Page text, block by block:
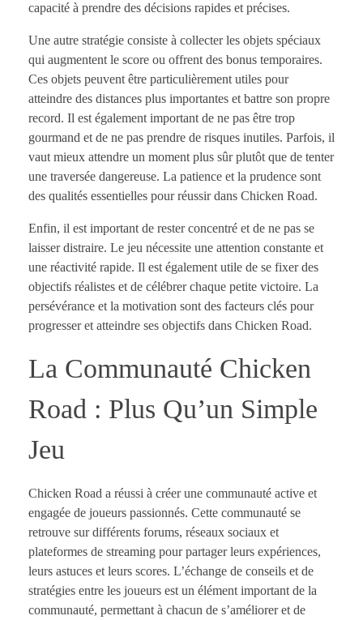
capacité à prendre des décisions rapides et précises.
Une autre stratégie consiste à collecter les objets spéciaux
qui augmentent le score ou offrent des bonus temporaires.
Ces objets peuvent être particulièrement utiles pour
atteindre des distances plus importantes et battre son propre
record. Il est également important de ne pas être trop
gourmand et de ne pas prendre de risques inutiles. Parfois, il
vaut mieux attendre un moment plus sûr plutôt que de tenter
une traversée dangereuse. La patience et la prudence sont
des qualités essentielles pour réussir dans Chicken Road.
Enfin, il est important de rester concentré et de ne pas se
laisser distraire. Le jeu nécessite une attention constante et
une réactivité rapide. Il est également utile de se fixer des
objectifs réalistes et de célébrer chaque petite victoire. La
persévérance et la motivation sont des facteurs clés pour
progresser et atteindre ses objectifs dans Chicken Road.
La Communauté Chicken
Road : Plus Qu’un Simple
Jeu
Chicken Road a réussi à créer une communauté active et
engagée de joueurs passionnés. Cette communauté se
retrouve sur différents forums, réseaux sociaux et
plateformes de streaming pour partager leurs expériences,
leurs astuces et leurs scores. L’échange de conseils et de
stratégies entre les joueurs est un élément important de la
communauté, permettant à chacun de s’améliorer et de